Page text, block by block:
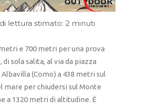
lettura stimato: 2 minuti
e 700 metri per una prova
di sola salita, al via da piazza
Albavilla (Como) a 438 metri sul
mare per chiudersi sul Monte
a 1320 metri di altitudine. È